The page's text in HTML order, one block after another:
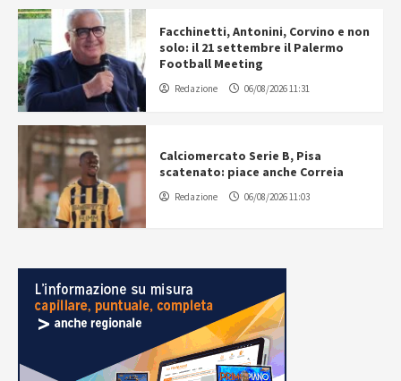
Facchinetti, Antonini, Corvino e non
solo: il 21 settembre il Palermo
Football Meeting
Redazione 06/08/2026 11:31
Calciomercato Serie B, Pisa
scatenato: piace anche Correia
Redazione 06/08/2026 11:03